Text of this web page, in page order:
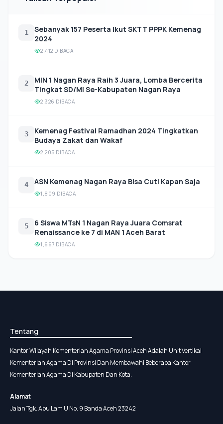
1
Sebanyak 157 Peserta Ikut SKTT PPPK Kemenag
2024
2,412 DIBACA
2
MIN 1 Nagan Raya Raih 3 Juara, Lomba Bercerita
Tingkat SD/MI Se-Kabupaten Nagan Raya
2,326 DIBACA
3
Kemenag Festival Ramadhan 2024 Tingkatkan
Budaya Zakat dan Wakaf
2,205 DIBACA
4 ASN Kemenag Nagan Raya Bisa Cuti Kapan Saja
1,809 DIBACA
5
6 Siswa MTsN 1 Nagan Raya Juara Comsrat
Renaissance ke 7 di MAN 1 Aceh Barat
1,667 DIBACA
Tentang
Kantor Wilayah Kementerian Agama Provinsi Aceh Adalah Unit Vertikal
Kementerian Agama Di Provinsi Dan Membawahi Beberapa Kantor
Kementerian Agama Di Kabupaten Dan Kota.
Alamat
Jalan Tgk. Abu Lam U No. 9 Banda Aceh 23242